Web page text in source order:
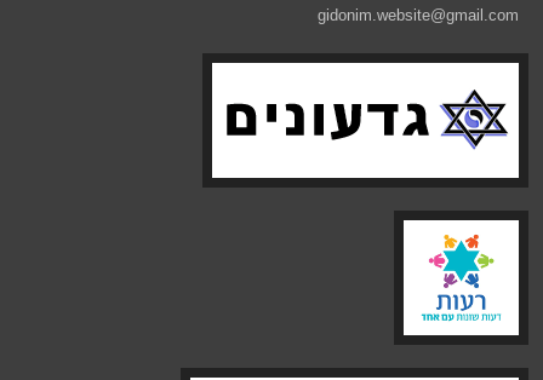
gidonim.website@gmail.com